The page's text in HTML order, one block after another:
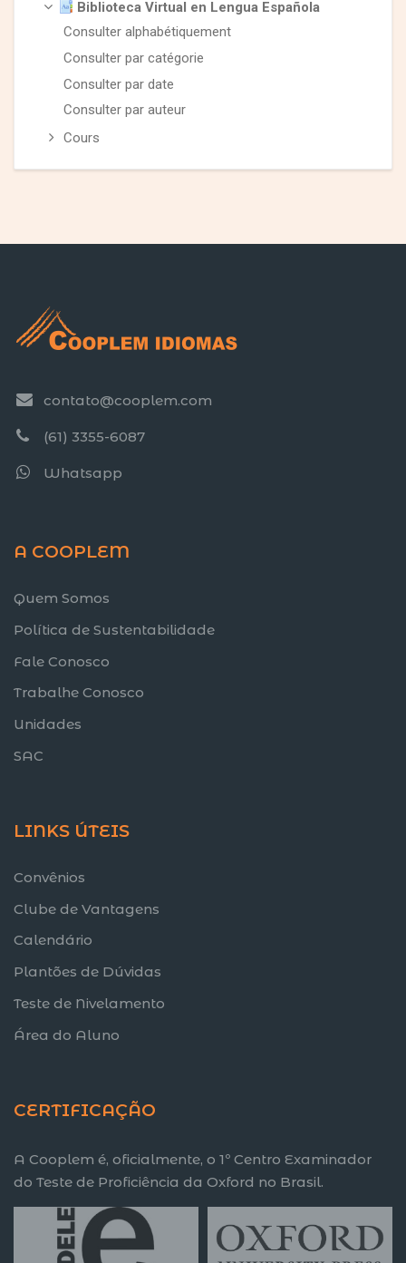
Biblioteca Virtual en Lengua Española
Consulter alphabétiquement
Consulter par catégorie
Consulter par date
Consulter par auteur
Cours
contato@cooplem.com
(61) 3355-6087
Whatsapp
A COOPLEM
Quem Somos
Política de Sustentabilidade
Fale Conosco
Trabalhe Conosco
Unidades
SAC
LINKS ÚTEIS
Convênios
Clube de Vantagens
Calendário
Plantões de Dúvidas
Teste de Nivelamento
Área do Aluno
CERTIFICAÇÃO
A Cooplem é, oficialmente, o 1º Centro Examinador
do Teste de Proficiência da Oxford no Brasil.